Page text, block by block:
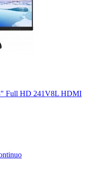
Full HD 241V8L HDMI